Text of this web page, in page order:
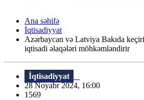
Ana səhifə
İqtisadiyyat
Azərbaycan və Latviya Bakıda
iqtisadi əlaqələri möhkəmləndirir
İqtisadiyyat
28 Noyabr 2024, 16:00
1569